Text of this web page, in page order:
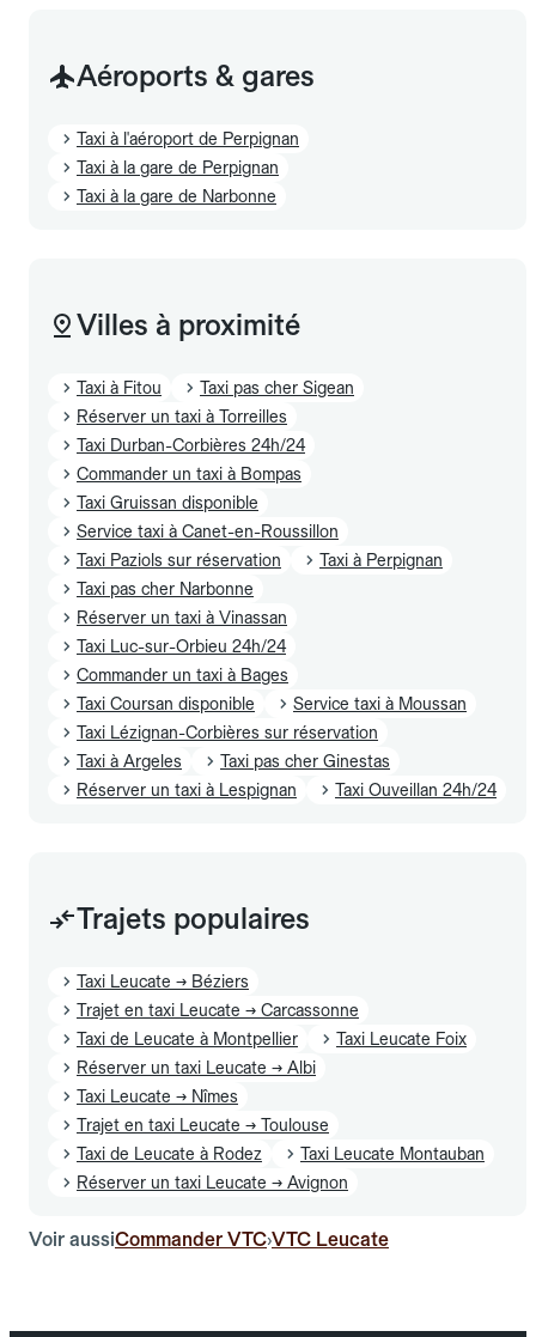
Aéroports & gares
Taxi à l'aéroport de Perpignan
Taxi à la gare de Perpignan
Taxi à la gare de Narbonne
Villes à proximité
Taxi à Fitou
Taxi pas cher Sigean
Réserver un taxi à Torreilles
Taxi Durban-Corbières 24h/24
Commander un taxi à Bompas
Taxi Gruissan disponible
Service taxi à Canet-en-Roussillon
Taxi Paziols sur réservation
Taxi à Perpignan
Taxi pas cher Narbonne
Réserver un taxi à Vinassan
Taxi Luc-sur-Orbieu 24h/24
Commander un taxi à Bages
Taxi Coursan disponible
Service taxi à Moussan
Taxi Lézignan-Corbières sur réservation
Taxi à Argeles
Taxi pas cher Ginestas
Réserver un taxi à Lespignan
Taxi Ouveillan 24h/24
Trajets populaires
Taxi Leucate → Béziers
Trajet en taxi Leucate → Carcassonne
Taxi de Leucate à Montpellier
Taxi Leucate Foix
Réserver un taxi Leucate → Albi
Taxi Leucate → Nîmes
Trajet en taxi Leucate → Toulouse
Taxi de Leucate à Rodez
Taxi Leucate Montauban
Réserver un taxi Leucate → Avignon
Voir aussiCommander VTC›VTC Leucate